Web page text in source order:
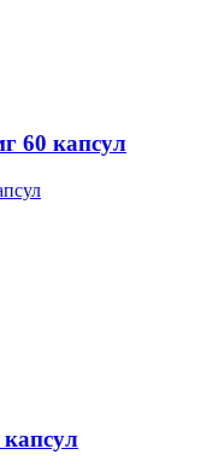
60 капсул